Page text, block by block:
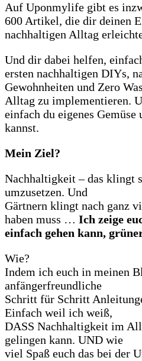
Auf Uponmylife gibt es
600 Artikel, die dir deinen
nachhaltigen Alltag
Und dir dabei helfen,
ersten nachhaltigen DIYs,
Gewohnheiten und Zero
Alltag zu implementieren.
einfach du eigenes Gemüse
kannst.
Mein Ziel?
Nachhaltigkeit – das klingt
umzusetzen. Und
Gärtnern klingt nach ganz
haben muss … Ich zeige
einfach gehen kann,
Wie?
Indem ich euch in meinen
anfängerfreundliche
Schritt für Schritt
Einfach weil ich weiß,
DASS Nachhaltigkeit im
gelingen kann. UND wie
viel Spaß euch das bei der